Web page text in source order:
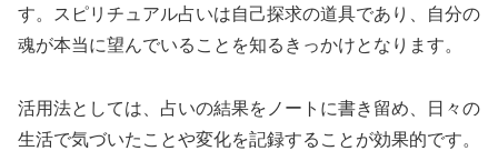
す。スピリチュアル占いは自己探求の道具であり、自分の
魂が本当に望んでいることを知るきっかけとなります。
活用法としては、占いの結果をノートに書き留め、日々の
生活で気づいたことや変化を記録することが効果的です。